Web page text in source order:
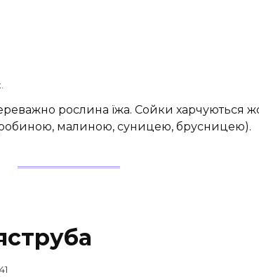
рослина їжа. Сойки харчуються
малиною, суницею, брусницею).